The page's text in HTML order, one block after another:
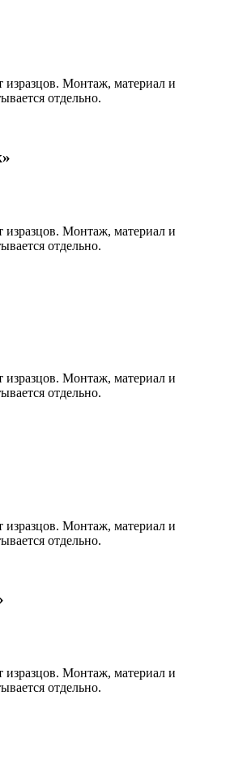
изразцов. Монтаж, материал и
отдельно.
изразцов. Монтаж, материал и
отдельно.
изразцов. Монтаж, материал и
отдельно.
изразцов. Монтаж, материал и
отдельно.
изразцов. Монтаж, материал и
отдельно.